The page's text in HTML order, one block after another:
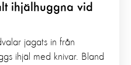
ihjälhuggna vid
jagats in från
ihjäl med knivar. Bland